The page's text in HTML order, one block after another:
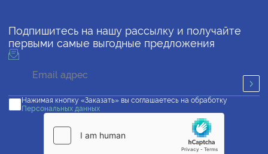
Подпишитесь на нашу рассылку и получайте
первыми самые выгодные предложения
Нажимая кнопку «Заказать» вы соглашаетесь на обработку
Персональных данных